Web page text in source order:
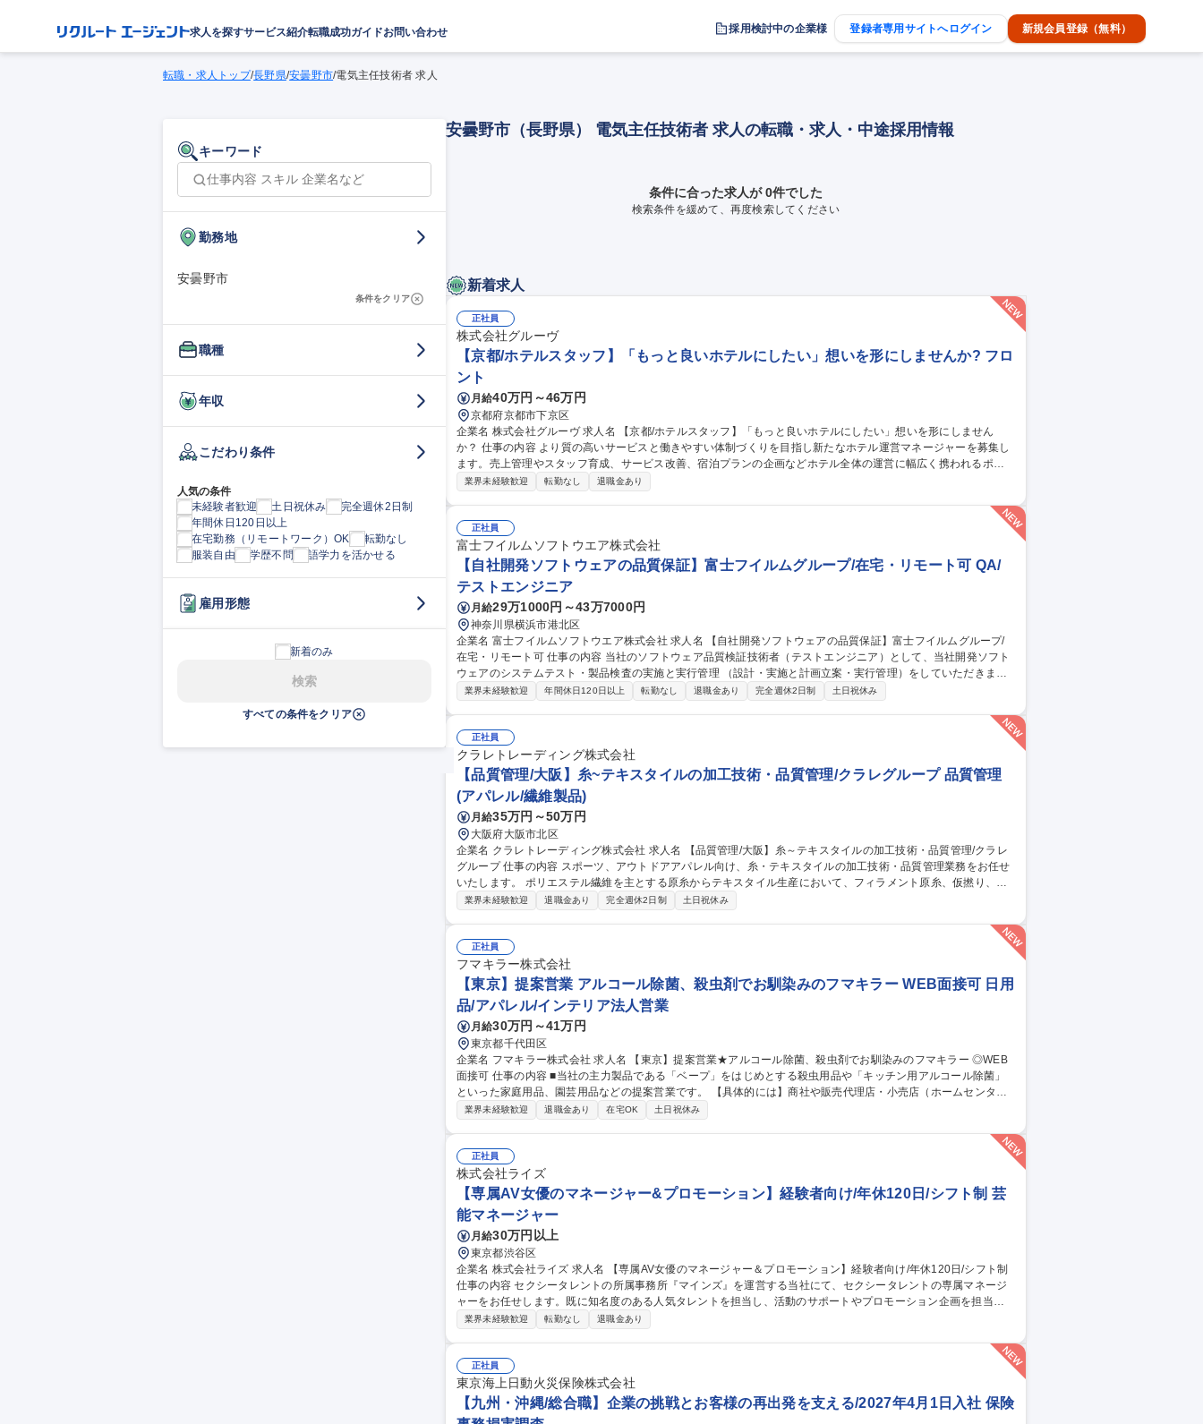
求人を探すサービス紹介転職成功ガイドお問い合わせ 採用検討中の企業様 登録者専用サイトへログイン 新規会員登録（無料）
転職・求人トップ/長野県/安曇野市/電気主任技術者 求人
キーワード
勤務地
安曇野市
条件をクリア
職種
年収
こだわり条件
人気の条件
未経験者歓迎
土日祝休み
完全週休2日制
年間休日120日以上
在宅勤務（リモートワーク）OK
転勤なし
服装自由
学歴不問 語学力を活かせる
雇用形態
新着のみ
検索
すべての条件をクリア
安曇野市（長野県） 電気主任技術者 求人の転職・求人・中途採用情報
条件に合った求人が 0件でした
検索条件を緩めて、再度検索してください
新着求人
正社員
株式会社グルーヴ
【京都/ホテルスタッフ】「もっと良いホテルにしたい」想いを形にしませんか? フロ
ント
月給40万円～46万円
京都府京都市下京区
企業名 株式会社グルーヴ 求人名 【京都/ホテルスタッフ】「もっと良いホテルにしたい」想いを形にしません
か？ 仕事の内容 より質の高いサービスと働きやすい体制づくりを目指し新たなホテル運営マネージャーを募集し
ます。売上管理やスタッフ育成、サービス改善、宿泊プランの企画などホテル全体の運営に幅広く携われるポジ
ションです。 ＞＞仕事内容＜＜ ホテル運営全般をお任せします！ ■ホテル全体の運営管理 ■アルバイトスタッフ
上に向けた改善 ■施設/設備の維持管理 ■地域との連携やイベント企画 ■フロント業務のフォロー ■安全/衛生管理 ■
本社との連携 ■備品等の在庫管理/発注業務 ■電話/メール対応 ■清掃業務など 募集職種 【京都/ホテルスタッフ】
「もっと良いホテルにしたい」想いを形にしませんか？
業界未経験歓迎 転勤なし 退職金あり
正社員
富士フイルムソフトウエア株式会社
【自社開発ソフトウェアの品質保証】富士フイルムグループ/在宅・リモート可 QA/
テストエンジニア
月給29万1000円～43万7000円
神奈川県横浜市港北区
企業名 富士フイルムソフトウエア株式会社 求人名 【自社開発ソフトウェアの品質保証】富士フイルムグループ/
在宅・リモート可 仕事の内容 当社のソフトウェア品質検証技術者（テストエンジニア）として、当社開発ソフト
ウェアのシステムテスト・製品検査の実施と実行管理 （設計・実施と計画立案・実行管理）をしていただきま
す。 【業務詳細】品質・効率（ex. テスト自動化）の向上や、今後のCloud/AI/IoT/DevOps時代のテスト・品質保
【自社開発ソフトウェアの品質保証】富士フイルムグループ/在宅・リモート可
業界未経験歓迎 年間休日120日以上 転勤なし 退職金あり 完全週休2日制 土日祝休み
正社員
クラレトレーディング株式会社
【品質管理/大阪】糸~テキスタイルの加工技術・品質管理/クラレグループ 品質管理
(アパレル/繊維製品)
月給35万円～50万円
大阪府大阪市北区
企業名 クラレトレーディング株式会社 求人名 【品質管理/大阪】糸～テキスタイルの加工技術・品質管理/クラレ
グループ 仕事の内容 スポーツ、アウトドアアパレル向け、糸・テキスタイルの加工技術・品質管理業務をお任せ
いたします。 ポリエステル繊維を主とする原糸からテキスタイル生産において、フィラメント原糸、仮撚り、紡
績、織、編、染などの協力外注工場と連携し、加工技術対応や品質管理に従事。 ■出張：主に国内 3回前後/月。海
業界未経験歓迎 退職金あり 完全週休2日制 土日祝休み
正社員
フマキラー株式会社
【東京】提案営業 アルコール除菌、殺虫剤でお馴染みのフマキラー WEB面接可 日用
品/アパレル/インテリア法人営業
月給30万円～41万円
東京都千代田区
企業名 フマキラー株式会社 求人名 【東京】提案営業★アルコール除菌、殺虫剤でお馴染みのフマキラー ◎WEB
面接可 仕事の内容 ■当社の主力製品である「ベープ」をはじめとする殺虫用品や「キッチン用アルコール除菌」
といった家庭用品、園芸用品などの提案営業です。 【具体的には】商社や販売代理店・小売店（ホームセンタ
ー、スーパー ドラッグストア等 ）への本部商談と店頭での販売促進を中心に担っていただきます。市場や販売動
暮らしを守ることに直結するやりがいのある営業です ■弊社は海外でも殺虫剤事業を展開しております。将来的に
は海外営業としてのキャリア構築も可能です。 募集職種 【東京】提案営業★アルコール除菌、殺虫剤でお馴染み
のフマキラー ◎WEB面接可
業界未経験歓迎 退職金あり 在宅OK 土日祝休み
正社員
株式会社ライズ
【専属AV女優のマネージャー&プロモーション】経験者向け/年休120日/シフト制 芸
能マネージャー
月給30万円以上
東京都渋谷区
企業名 株式会社ライズ 求人名 【専属AV女優のマネージャー＆プロモーション】経験者向け/年休120日/シフト制
仕事の内容 セクシータレントの所属事務所『マインズ』を運営する当社にて、セクシータレントの専属マネージ
ャーをお任せします。既に知名度のある人気タレントを担当し、活動のサポートやプロモーション企画を担当し
ます。 【業務内容】■プロモーション企画 ■外部関係者との調整 ■現場対応 ■スケジュール管理 ■メンタルケア 等
になる瞬間を特等席で見られる経験はここでしか味わえません ■担当女優が活躍すれば活躍するほど、海外イベン
トの同行やバラエティ出演など普段は見ることができない景色を見ることができます。 募集職種 【専属AV女優の
マネージャー＆プロモーション】経験者向け/年休120日/シフト制
業界未経験歓迎 転勤なし 退職金あり
正社員
東京海上日動火災保険株式会社
【九州・沖縄/総合職】企業の挑戦とお客様の再出発を支える/2027年4月1日入社 保険